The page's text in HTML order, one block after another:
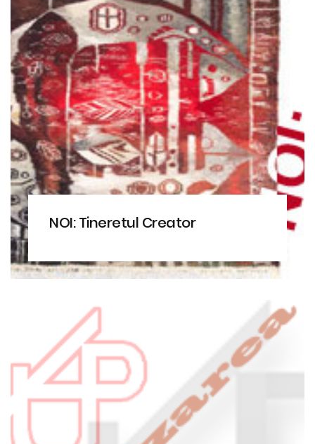
NOI: Tineretul Creator